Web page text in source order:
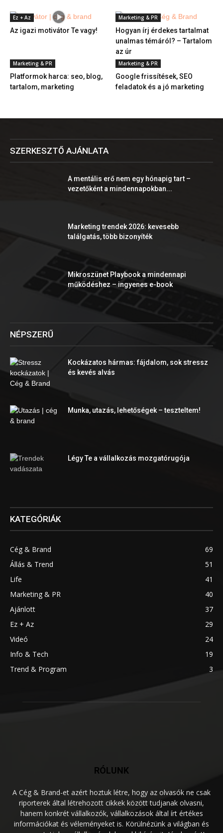
Ez + Az
Az igazi motivátor Te vagy!
Marketing & PR
Hogyan írj érdekes tartalmat
unalmas témáról? – Tartalom
az úr
Marketing & PR
Platformok harca: seo, blog,
tartalom, marketing
Marketing & PR
Google frissítések, SEO
feladatok és a jó marketing
SZERKESZTŐ AJÁNLATA
A mentális erő nem egy hónapig tart –
vezetőként a mindennapokban...
Marketing trendek 2026: kevesebb
találgatás, több bizonyíték
Mikroszünet Playbook a mindennapi
működéshez – ingyenes e-book
NÉPSZERŰ
Kockázatos hármas: fájdalom, sok stressz
és kevés alvás
Munka, utazás, lehetőségek – teszteltem!
Légy Te a vállalkozás mozgatórugója
KATEGÓRIÁK
Cég & Brand
69
Állás & Trend
51
Life
41
Marketing & PR
40
Ajánlott
37
Ez + Az
29
Videó
24
Info & Tech
19
Trend & Program
3
RÓLUNK
A Cég & Brand-et azért hoztuk létre, hogy az olvasók ne csak
riporterek által létrehozott cikkek között tudjanak olvasni,
hanem konkrét vállalkozók, vállalkozások által írt értékes
információkat és véleményeket is. Körülnézünk a világban és